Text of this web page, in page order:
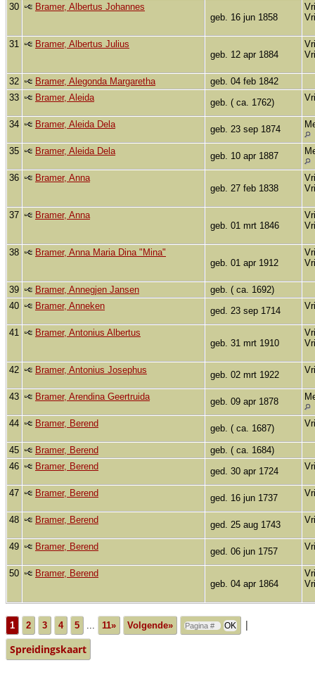
30
Bramer, Albertus Johannes
geb. 16 jun 1858
31
Bramer, Albertus Julius
geb. 12 apr 1884
32 Bramer, Alegonda Margaretha
geb. 04 feb 1842
33
Bramer, Aleida geb. ( ca. 1762)
34 Bramer, Aleida Dela geb. 23 sep 1874
35 Bramer, Aleida Dela geb. 10 apr 1887
36
Bramer, Anna
geb. 27 feb 1838
37
Bramer, Anna
geb. 01 mrt 1846
38
Bramer, Anna Maria Dina "Mina"
geb. 01 apr 1912
39 Bramer, Annegjen Jansen
geb. ( ca. 1692)
40
Bramer, Anneken ged. 23 sep 1714
41
Bramer, Antonius Albertus
geb. 31 mrt 1910
42 Bramer, Antonius Josephus geb. 02 mrt 1922
43 Bramer, Arendina Geertruida geb. 09 apr 1878
44 Bramer, Berend geb. ( ca. 1687)
45 Bramer, Berend
geb. ( ca. 1684)
46
Bramer, Berend ged. 30 apr 1724
47 Bramer, Berend ged. 16 jun 1737
48 Bramer, Berend ged. 25 aug 1743
49 Bramer, Berend ged. 06 jun 1757
50
Bramer, Berend
geb. 04 apr 1864
1 2 3 4 5 11» Volgende»
|
Spreidingskaart